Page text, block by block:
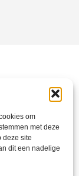
om
met deze
deze site
dit een nadelige